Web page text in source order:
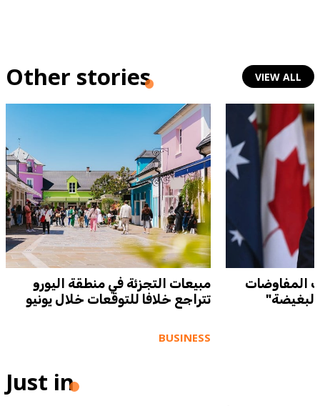
Other stories VIEW ALL
مبيعات التجزئة في منطقة اليورو
تتراجع خلافا للتوقعات خلال يونيو
BUSINESS
المفاوضات
Just in